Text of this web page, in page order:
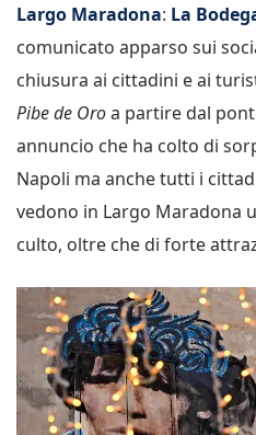
Largo Maradona: La
comunicato apparso sui
chiusura ai cittadini e ai
Pibe de Oroa partire dal
annuncio che ha colto di
Napoli ma anche tutti i
vedono in Largo Maradona
culto, oltre che di forte